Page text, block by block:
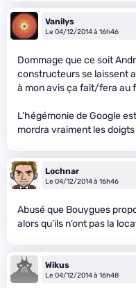
Vanilys
Le 04/12/2014 à 16h46
Dommage que ce soit
constructeurs se laissent
à mon avis ça fait/fera au
L’hégémonie de Google
mordra vraiment les doigts
Lochnar
Le 04/12/2014 à 16h46
Abusé que Bouygues
alors qu’ils n’ont pas la
Wikus
Le 04/12/2014 à 16h48